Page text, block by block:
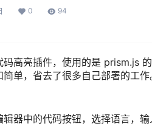
0 94
高亮插件，使用的是 prism.js
单，省去了很多自己部署的工作
器中的代码按钮，选择语言，